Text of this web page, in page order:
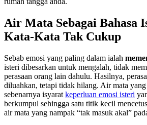
Air Mata Sebagai Bahasa
Kata-Kata Tak Cukup
Sebab emosi yang paling dalam ialah
isteri dibesarkan untuk mengalah, tidak
perasaan orang lain dahulu. Hasilnya,
diluahkan, tetapi tidak hilang. Air mata
sebenarnya isyarat keperluan emosi isteri
berkumpul sehingga satu titik kecil
air mata yang nampak “tak masuk akal”